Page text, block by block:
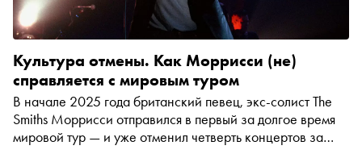
Культура отмены. Как Моррисси (не)
справляется с мировым туром
В начале 2025 года британский певец, экс-солист The
Smiths Моррисси отправился в первый за долгое время
мировой тур — и уже отменил четверть концертов за